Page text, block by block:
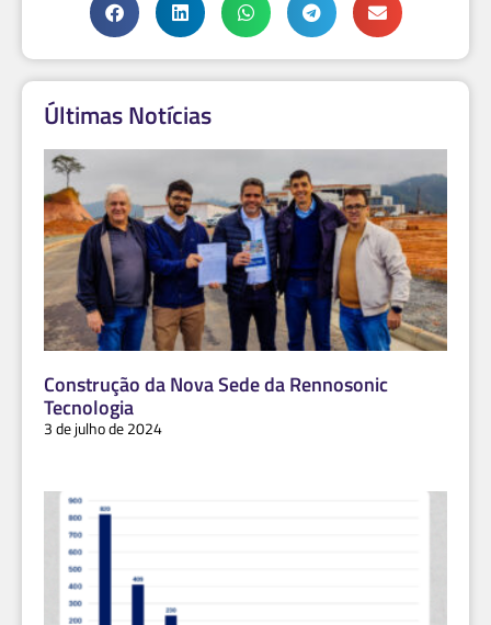
Últimas Notícias
Construção da Nova Sede da Rennosonic
Tecnologia
3 de julho de 2024